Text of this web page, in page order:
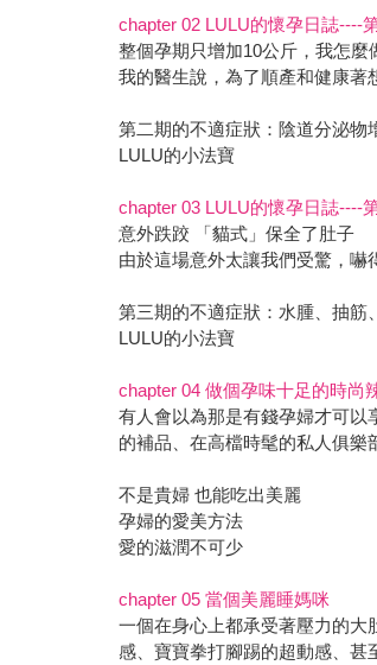
chapter 02 LULU的懷孕日誌----
整個孕期只增加10公斤，我怎麼
我的醫生說，為了順產和健康著
第二期的不適症狀：陰道分泌物
LULU的小法寶
chapter 03 LULU的懷孕日誌----
意外跌跤 「貓式」保全了肚子
由於這場意外太讓我們受驚，
第三期的不適症狀：水腫、抽筋
LULU的小法寶
chapter 04 做個孕味十足的時尚
有人會以為那是有錢孕婦才可以
的補品、在高檔時髦的私人俱
不是貴婦 也能吃出美麗
孕婦的愛美方法
愛的滋潤不可少
chapter 05 當個美麗睡媽咪
一個在身心上都承受著壓力的大
感、寶寶拳打腳踢的超動感、甚